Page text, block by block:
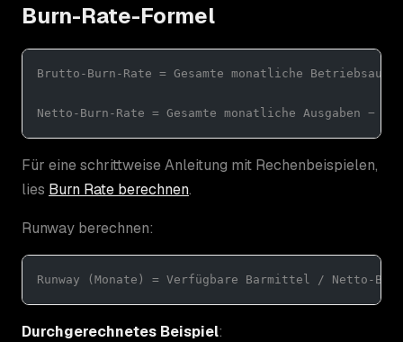
Burn-Rate-Formel
Brutto-Burn-Rate = Gesamte monatliche
Netto-Burn-Rate = Gesamte monatliche Ausgaben −
Für eine schrittweise Anleitung mit Rechenbeispielen,
lies Burn Rate berechnen.
Runway berechnen:
Runway (Monate) = Verfügbare Barmittel / Netto-
Durchgerechnetes Beispiel: